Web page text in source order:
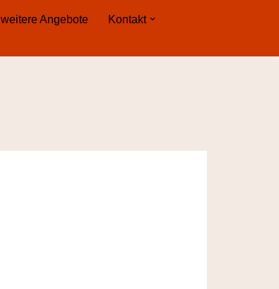
weitere Angebote
Kontakt